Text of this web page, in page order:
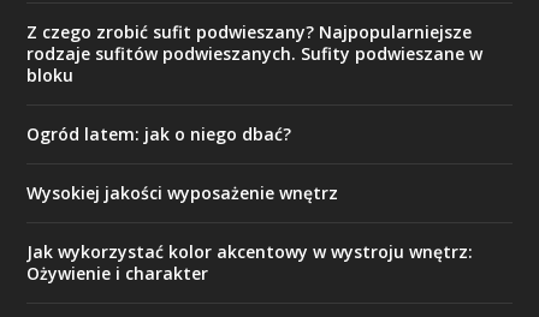
Z czego zrobić sufit podwieszany? Najpopularniejsze
rodzaje sufitów podwieszanych. Sufity podwieszane w
bloku
Ogród latem: jak o niego dbać?
Wysokiej jakości wyposażenie wnętrz
Jak wykorzystać kolor akcentowy w wystroju wnętrz:
Ożywienie i charakter